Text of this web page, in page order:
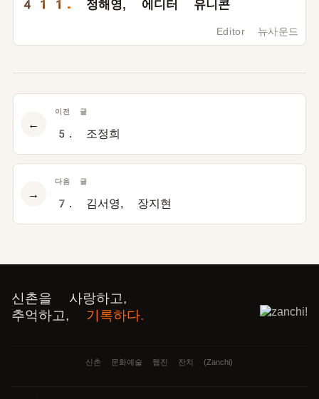
411. 정해영, 에디터 유니콘
Editor 뉴사운드
←
이전 글
5. 조정희
다음 글
7. 김서영, 장지현
→
신촌을 사랑하고,
추억하고, 기록하다.
신촌 문화예술 웹진 잔치 (Zanchi)